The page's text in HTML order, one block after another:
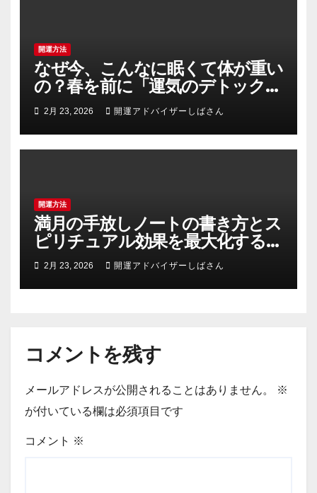
開運方法
なぜ今、こんなに眠くて体が重い
の？春を前に「運気のデトック
ス」を成功させる3つの浄化術
2月 23, 2026 開運アドバイザーしばさん
開運方法
満月の手放しノートの書き方とス
ピリチュアル効果を最大化する具
体手順と例文集
2月 23, 2026 開運アドバイザーしばさん
コメントを残す
メールアドレスが公開されることはありません。
※
が付いている欄は必須項目です
コメント ※